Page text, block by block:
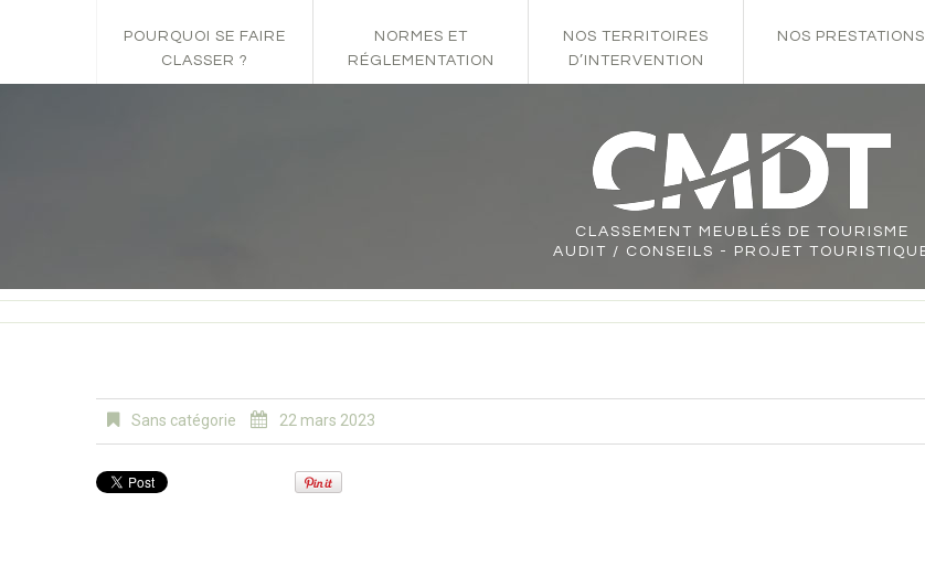
POURQUOI SE FAIRE
CLASSER ?
NORMES ET
RÉGLEMENTATION
NOS TERRITOIRES
D’INTERVENTION
NOS PRESTATIONS
CLASSEMENT
MEUBLÉS DE TOURISME
AUDIT / CONSEILS - PROJET
Sans catégorie 22 mars 2023